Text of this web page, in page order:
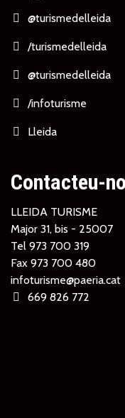
@turismedelleida
/turismedelleida
@turismedelleida
/infoturisme
Lleida
Contacteu-
LLEIDA TURISME
Major 31, bis - 25007
Tel 973 700 319
Fax 973 700 480
infoturisme@paeria.cat
669 826 772